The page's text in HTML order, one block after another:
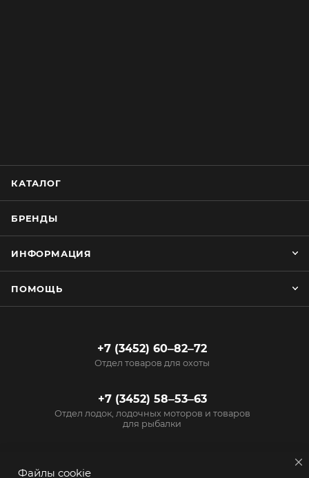
КАТАЛОГ
БРЕНДЫ
ИНФОРМАЦИЯ
ПОМОЩЬ
+7 (3452) 60‒82‒72
Отдел товаров для охоты
+7 (3452) 58‒53‒63
Отдел лодок, лодочных моторов и товаров
для рыбалки
Файлы cookie